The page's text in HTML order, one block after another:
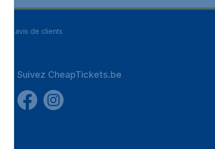
avis de clients
Suivez CheapTickets.be